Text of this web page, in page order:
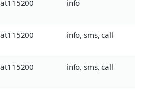
at115200 info
at115200 info, sms, call
at115200 info, sms, call